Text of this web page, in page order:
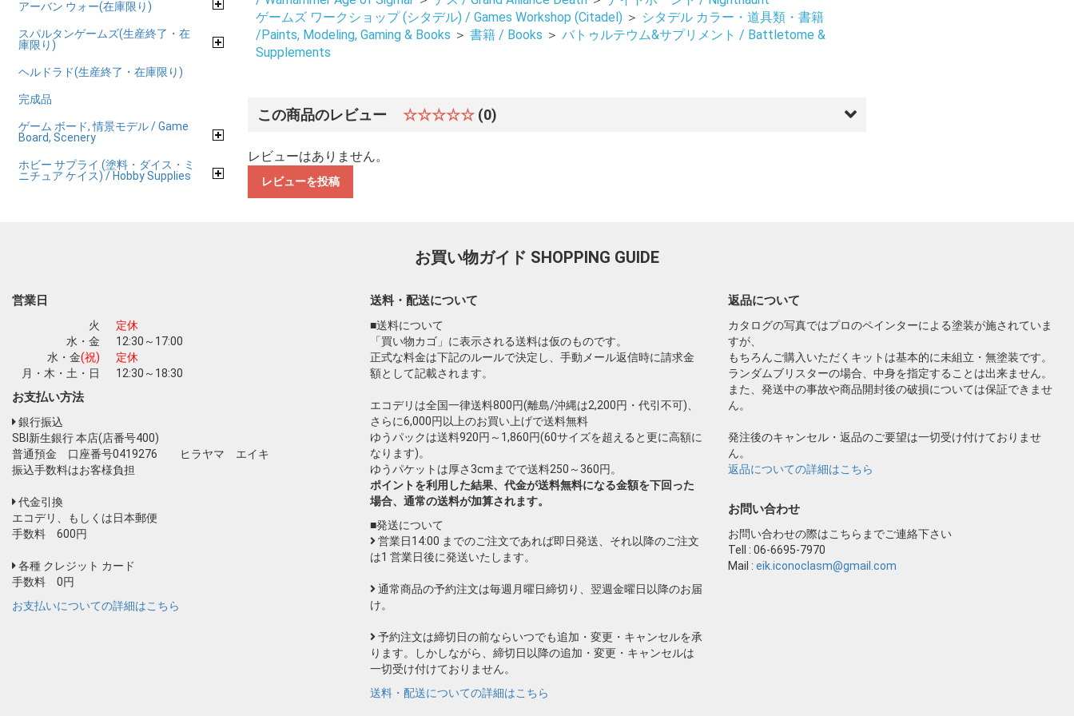
アーバン ウォー(在庫限り)
スパルタンゲームズ(生産終了・在
庫限り)
ヘルドラド(生産終了・在庫限り)
完成品
ゲーム ボード, 情景モデル / Game
Board, Scenery
ホビー サプライ (塗料・ダイス・ミ
ニチュア ケイス) / Hobby Supplies
ゲームズ ワークショップ (シタデル) / Games Workshop (Citadel) ＞ シタデル カラー・道具類・書籍
/Paints, Modeling, Gaming & Books ＞ 書籍 / Books ＞ バトゥルテウム&サプリメント / Battletome &
Supplements
この商品のレビュー ☆☆☆☆☆ (0)
レビューはありません。
レビューを投稿
お買い物ガイド SHOPPING GUIDE
営業日
火
定休
水・金
12:30～17:00
水・金(祝)
定休
月・木・土・日
12:30～18:30
お支払い方法
銀行振込
SBI新生銀行 本店(店番号400)
普通預金 口座番号0419276 ヒラヤマ エイキ
振込手数料はお客様負担
代金引換
エコデリ、もしくは日本郵便
手数料 600円
各種 クレジット カード
手数料 0円
お支払いについての詳細はこちら
送料・配送について
■送料について
「買い物カゴ」に表示される送料は仮のものです。
正式な料金は下記のルールで決定し、手動メール返信時に請求金
額として記載されます。
エコデリは全国一律送料800円(離島/沖縄は2,200円・代引不可)、
さらに6,000円以上のお買い上げで送料無料
ゆうパックは送料920円～1,860円(60サイズを超えると更に高額に
なります)。
ゆうパケットは厚さ3cmまでで送料250～360円。
ポイントを利用した結果、代金が送料無料になる金額を下回った
場合、通常の送料が加算されます。
■発送について
営業日14:00 までのご注文であれば即日発送、それ以降のご注文
は1 営業日後に発送いたします。
通常商品の予約注文は毎週月曜日締切り、翌週金曜日以降のお届
け。
予約注文は締切日の前ならいつでも追加・変更・キャンセルを承
ります。しかしながら、締切日以降の追加・変更・キャンセルは
一切受け付けておりません。
送料・配送についての詳細はこちら
返品について
カタログの写真ではプロのペインターによる塗装が施されていま
すが、
もちろんご購入いただくキットは基本的に未組立・無塗装です。
ランダムブリスターの場合、中身を指定することは出来ません。
また、発送中の事故や商品開封後の破損については保証できませ
ん。
発注後のキャンセル・返品のご要望は一切受け付けておりませ
ん。
返品についての詳細はこちら
お問い合わせ
お問い合わせの際はこちらまでご連絡下さい
Tell : 06-6695-7970
Mail : eik.iconoclasm@gmail.com